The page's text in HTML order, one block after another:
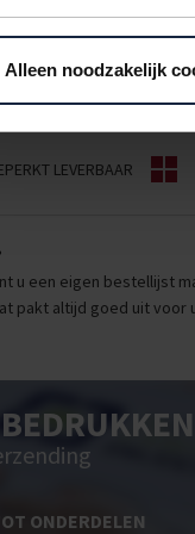
Alleen noodzakelijk
450 x 350 x 300mm
492 x 392 x 284mm
LEVERBAAR
u een eigen bestellijst
pakt altijd goed uit voor
ONDERDELEN